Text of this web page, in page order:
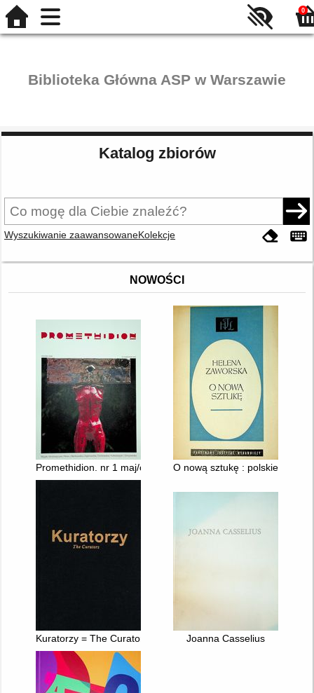
0
Biblioteka Główna ASP w Warszawie
Katalog zbiorów
Wyszukiwanie zaawansowaneKolekcje
NOWOŚCI
Promethidion. nr 1 maj/czerwiec 2016O nową sztukę : polskie
Kuratorzy = The Curators Joanna Casselius